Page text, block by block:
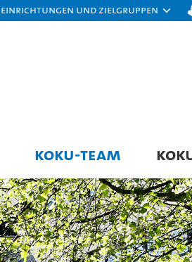
Einrichtungen und Zielgruppen
KOKU-TEAM